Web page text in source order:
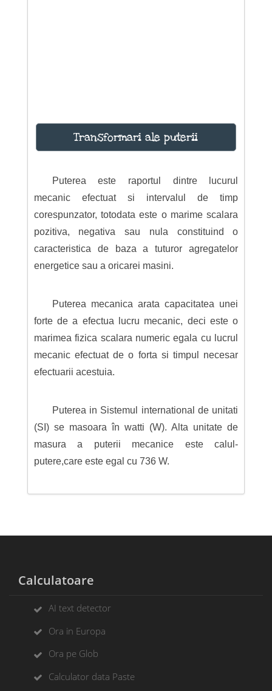
Transformari ale puterii
Puterea este raportul dintre lucurul
mecanic efectuat si intervalul de timp
corespunzator, totodata este o marime scalara
pozitiva, negativa sau nula constituind o
caracteristica de baza a tuturor agregatelor
energetice sau a oricarei masini.
Puterea mecanica arata capacitatea unei
forte de a efectua lucru mecanic, deci este o
marimea fizica scalara numeric egala cu lucrul
mecanic efectuat de o forta si timpul necesar
efectuarii acestuia.
Puterea in Sistemul international de unitati
(SI) se masoara în watti (W). Alta unitate de
masura a puterii mecanice este calul-
putere,care este egal cu 736 W.
Calculatoare
AI text detector
Ora in Europa
Ora pe Glob
Calculator data Paste